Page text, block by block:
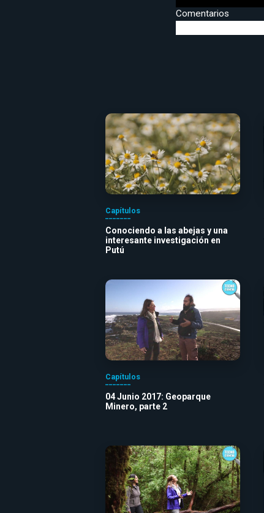
Comentarios
Capítulos
Conociendo a las abejas y una
interesante investigación en
Putú
Capítulos
04 Junio 2017: Geoparque
Minero, parte 2